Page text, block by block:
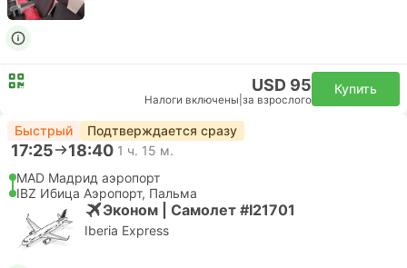
USD 95
Налоги включены за взрослого
Купить
Быстрый Подтверждается сразу
17:25 18:40 1 ч. 15 м.
MAD Мадрид аэропорт
IBZ Ибица Аэропорт, Пальма
Эконом | Самолет #I21701
Iberia Express